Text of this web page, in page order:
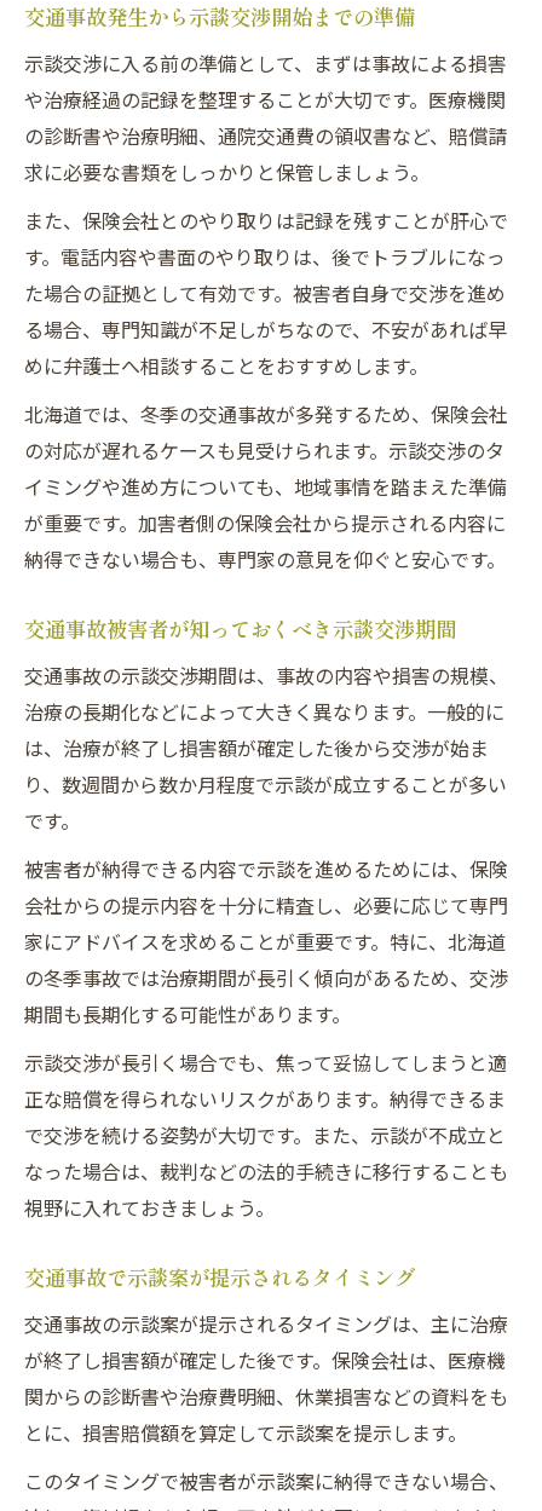
交通事故で保険会社が提示する内容の見極
め
交通事故示談不成立時の保険会社対応事例
交通事故被害者が保険会社と対等に交渉す
る方法
示談交渉が長引く場合の対処法を解説
交通事故示談交渉が長引く原因と解決策
交通事故の示談期間を短縮するための工夫
交通事故で示談成立を急ぐ際の注意事項
交通事故で交渉が難航した場合の対応方法
交通事故示談が不成立の場合の選択肢
自分で進める場合に役立つ示談の知識
交通事故示談を自分で進める際の基本知識
交通事故の示談書作成で押さえるべきポイ
ント
交通事故示談交渉を自分で行うメリットと
交通事故の過失割合を自分で確認する方法
交通事故で納得できる示談金を得る交渉術
交通事故発生から示談交渉開始までの準備
示談交渉に入る前の準備として、まずは事故による損害
や治療経過の記録を整理することが大切です。医療機関
の診断書や治療明細、通院交通費の領収書など、賠償請
求に必要な書類をしっかりと保管しましょう。
また、保険会社とのやり取りは記録を残すことが肝心で
す。電話内容や書面のやり取りは、後でトラブルになっ
た場合の証拠として有効です。被害者自身で交渉を進め
る場合、専門知識が不足しがちなので、不安があれば早
めに弁護士へ相談することをおすすめします。
北海道では、冬季の交通事故が多発するため、保険会社
の対応が遅れるケースも見受けられます。示談交渉のタ
イミングや進め方についても、地域事情を踏まえた準備
が重要です。加害者側の保険会社から提示される内容に
納得できない場合も、専門家の意見を仰ぐと安心です。
交通事故被害者が知っておくべき示談交渉期間
交通事故の示談交渉期間は、事故の内容や損害の規模、
治療の長期化などによって大きく異なります。一般的に
は、治療が終了し損害額が確定した後から交渉が始ま
り、数週間から数か月程度で示談が成立することが多い
です。
被害者が納得できる内容で示談を進めるためには、保険
会社からの提示内容を十分に精査し、必要に応じて専門
家にアドバイスを求めることが重要です。特に、北海道
の冬季事故では治療期間が長引く傾向があるため、交渉
期間も長期化する可能性があります。
示談交渉が長引く場合でも、焦って妥協してしまうと適
正な賠償を得られないリスクがあります。納得できるま
で交渉を続ける姿勢が大切です。また、示談が不成立と
なった場合は、裁判などの法的手続きに移行することも
視野に入れておきましょう。
交通事故で示談案が提示されるタイミング
交通事故の示談案が提示されるタイミングは、主に治療
が終了し損害額が確定した後です。保険会社は、医療機
関からの診断書や治療費明細、休業損害などの資料をも
とに、損害賠償額を算定して示談案を提示します。
このタイミングで被害者が示談案に納得できない場合、